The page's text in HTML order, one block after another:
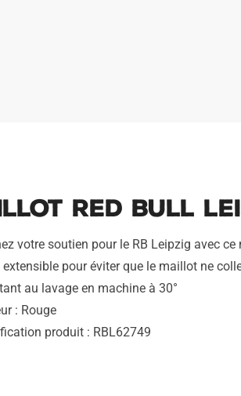
Red Bull
votre soutien pour le RB Leipzig avec
pour éviter que le maillot ne
au lavage en machine à 30°
: Rouge
produit : RBL62749